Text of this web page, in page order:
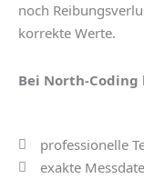
noch
korrekte Werte.
Bei North-
professionelle
exakte